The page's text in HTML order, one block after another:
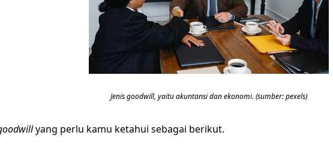
Jenis goodwill, yaitu akuntansi dan ekonomi. (sumber: pexels)
yang perlu kamu ketahui sebagai berikut.